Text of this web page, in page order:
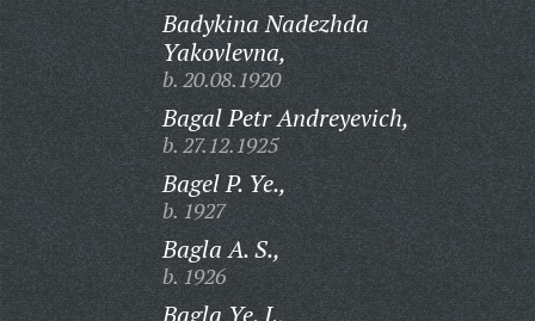
Badykina Nadezhda
Yakovlevna,
b. 20.08.1920
Bagal Petr Andreyevich,
b. 27.12.1925
Bagel P. Ye.,
b. 1927
Bagla A. S.,
b. 1926
Bagla Ye. I.,